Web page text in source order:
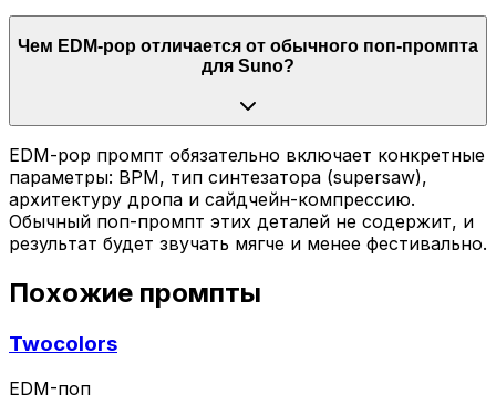
Чем EDM-pop отличается от обычного поп-промпта
для Suno?
EDM-pop промпт обязательно включает конкретные
параметры: BPM, тип синтезатора (supersaw),
архитектуру дропа и сайдчейн-компрессию.
Обычный поп-промпт этих деталей не содержит, и
результат будет звучать мягче и менее фестивально.
Похожие промпты
Twocolors
EDM-поп